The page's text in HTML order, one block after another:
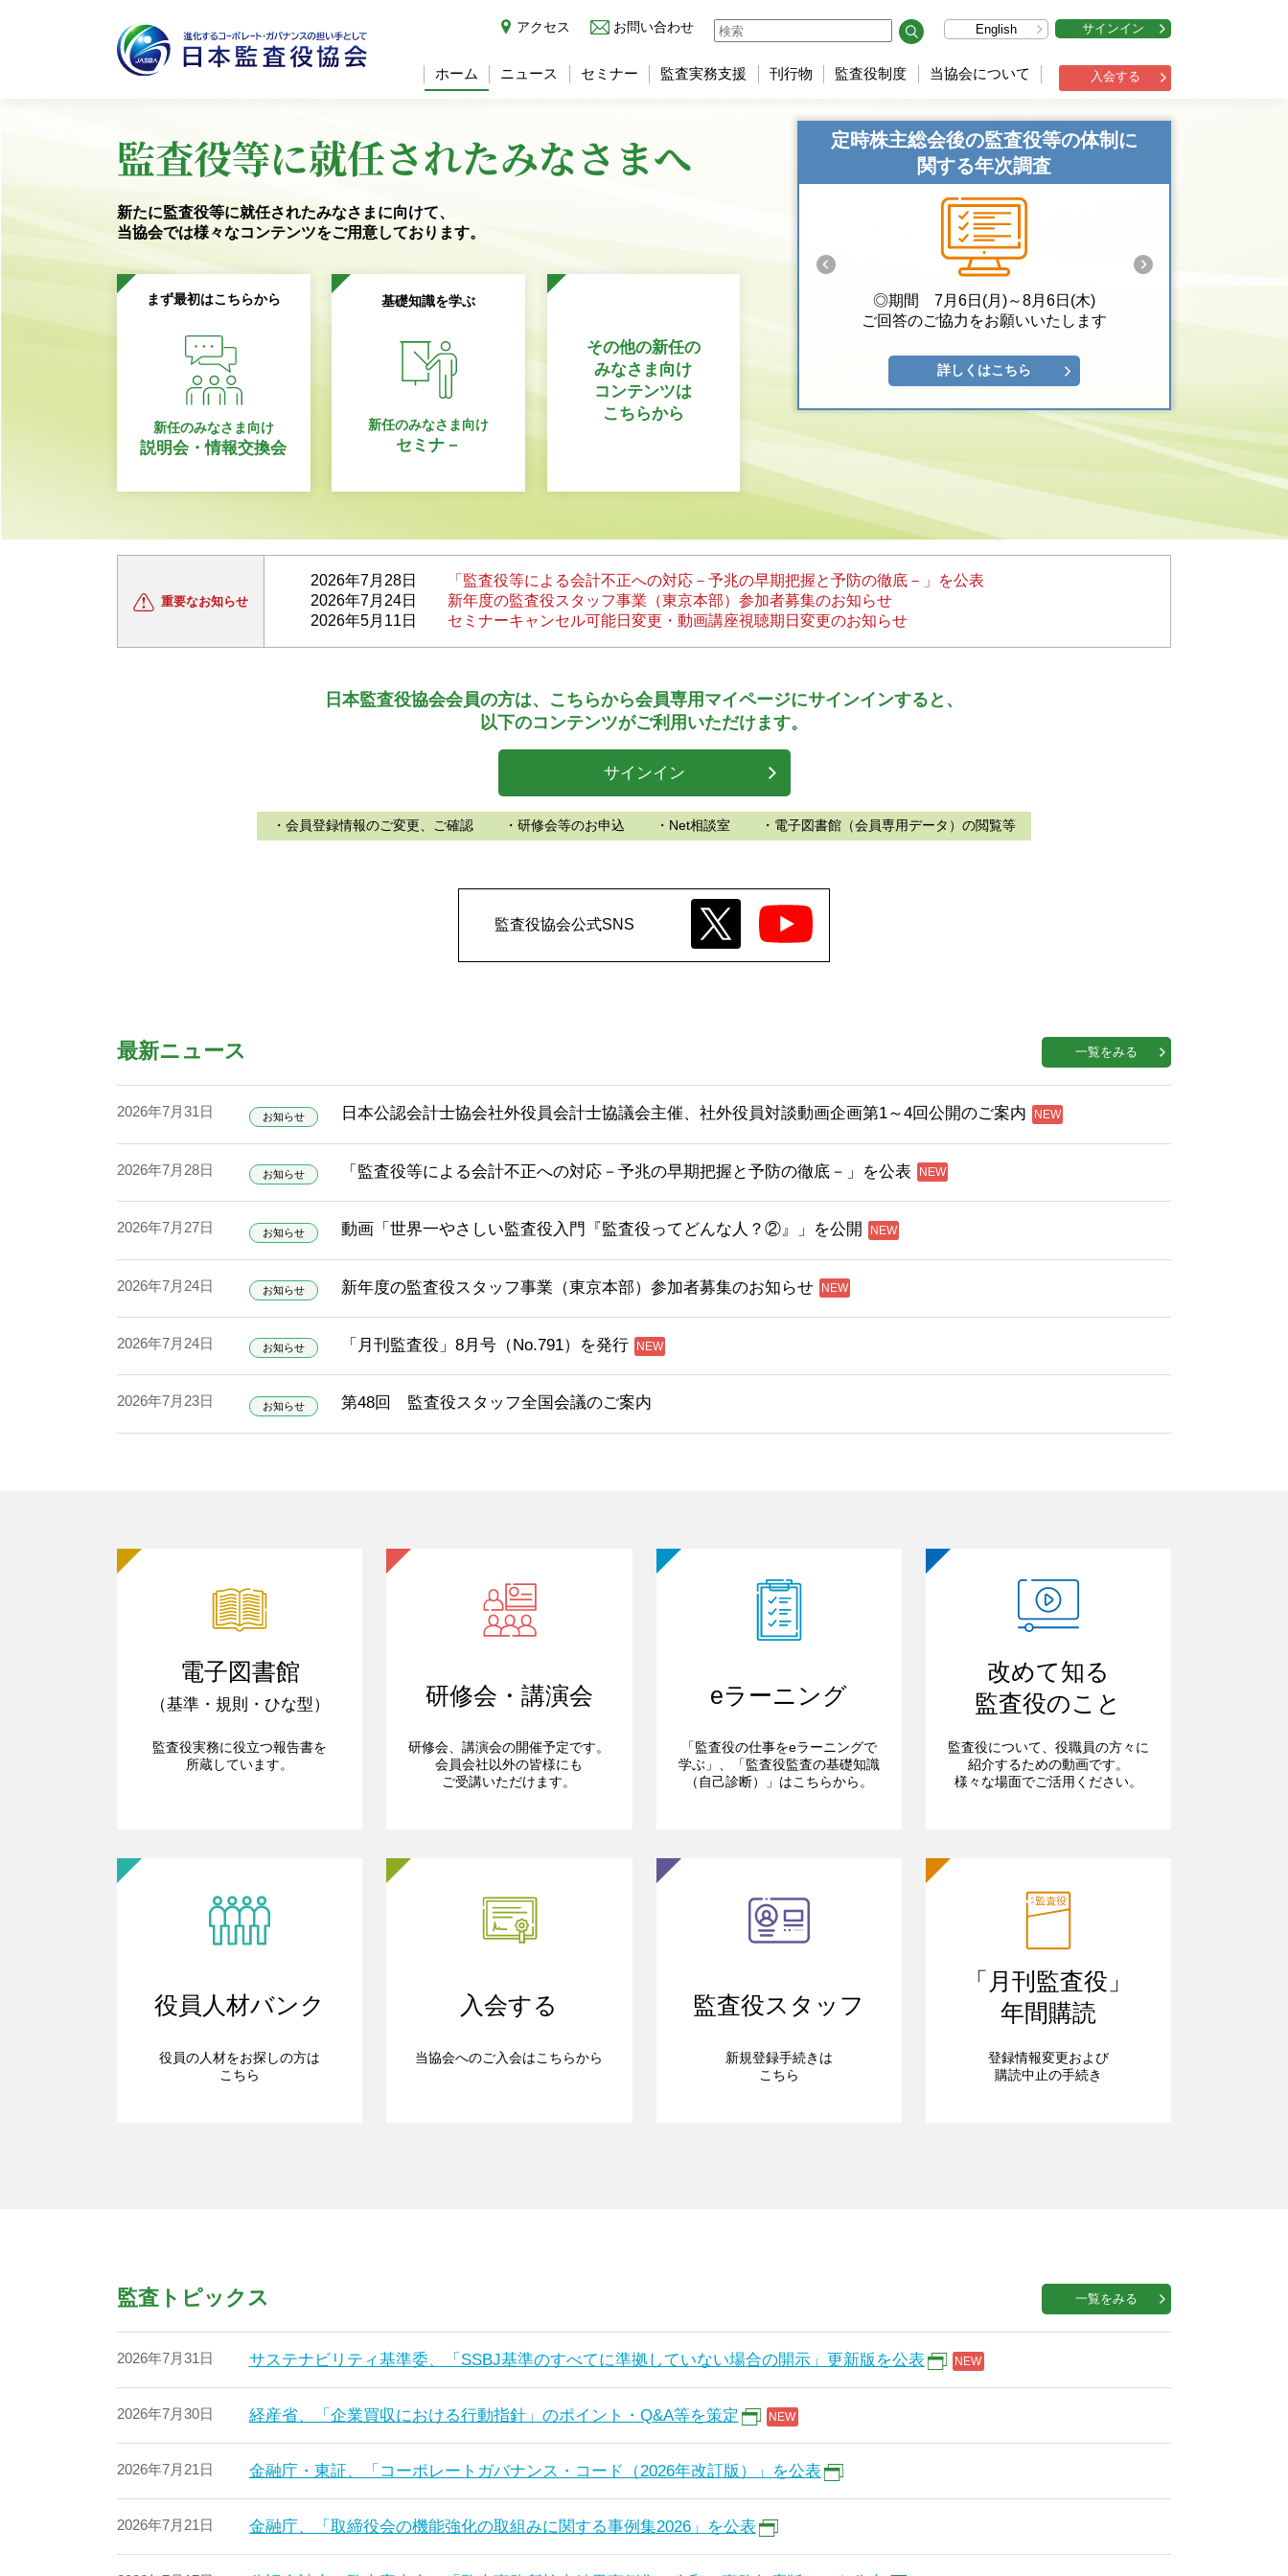
ホーム ニュース セミナー 監査実務支援 刊行物 監査役制度 当協会について 入会する
アクセス お問い合わせ English サインイン
監査役等に就任されたみなさまへ
新たに監査役等に就任されたみなさまに向けて、
当協会では様々なコンテンツをご用意しております。
まず最初はこちらから
新任のみなさま向け
説明会・情報交換会
基礎知識を学ぶ
新任のみなさま向け
セミナ－
その他の新任の
みなさま向け
コンテンツは
こちらから
定時株主総会後の監査役等の体制に
関する年次調査
◎期間 7月6日(月)～8月6日(木)
ご回答のご協力をお願いいたします
詳しくはこちら
重要なお知らせ
2026年7月28日
「監査役等による会計不正への対応－予兆の早期把握と予防の徹底－」を公表
2026年7月24日
新年度の監査役スタッフ事業（東京本部）参加者募集のお知らせ
2026年5月11日
セミナーキャンセル可能日変更・動画講座視聴期日変更のお知らせ
日本監査役協会会員の方は、 こちらから会員専用マイページにサインインすると、
以下のコンテンツがご利用いただけます。
サインイン
・会員登録情報のご変更、ご確認 ・研修会等のお申込 ・Net相談室 ・電子図書館（会員専用データ）の閲覧等
監査役協会公式SNS
最新ニュース 一覧をみる
2026年7月31日 お知らせ 日本公認会計士協会社外役員会計士協議会主催、社外役員対談動画企画第1～4回公開のご案内
2026年7月28日 お知らせ 「監査役等による会計不正への対応－予兆の早期把握と予防の徹底－」を公表
2026年7月27日 お知らせ 動画「世界一やさしい監査役入門『監査役ってどんな人？②』」を公開
2026年7月24日 お知らせ 新年度の監査役スタッフ事業（東京本部）参加者募集のお知らせ
2026年7月24日 お知らせ 「月刊監査役」8月号（No.791）を発行
2026年7月23日 お知らせ 第48回 監査役スタッフ全国会議のご案内
電子図書館
（基準・規則・ひな型）
監査役実務に役立つ報告書を
所蔵しています。
研修会・講演会
研修会、講演会の開催予定です。
会員会社以外の皆様にも
ご受講いただけます。
eラーニング
「監査役の仕事をeラーニングで
学ぶ」、「監査役監査の基礎知識
（自己診断）」はこちらから。
改めて知る
監査役のこと
監査役について、役職員の方々に
紹介するための動画です。
様々な場面でご活用ください。
役員人材バンク
役員の人材をお探しの方は
こちら
入会する
当協会へのご入会はこちらから
監査役スタッフ
新規登録手続きは
こちら
「月刊監査役」
年間購読
登録情報変更および
購読中止の手続き
監査トピックス 一覧をみる
2026年7月31日 サステナビリティ基準委、「SSBJ基準のすべてに準拠していない場合の開示」更新版を公表
2026年7月30日 経産省、「企業買収における行動指針」のポイント・Q&A等を策定
2026年7月21日 金融庁・東証、「コーポレートガバナンス・コード（2026年改訂版）」を公表
2026年7月21日 金融庁、「取締役会の機能強化の取組みに関する事例集2026」を公表